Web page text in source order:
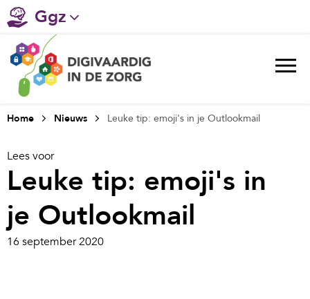
Ggz
Gehandicaptenzorg
Verpleeghuiszorg & Zorg thuis
Ziekenhuizen
Huisartsenzorg
Welzijn / sociaal werk
Home Nieuws Leuke tip: emoji's in je Outlookmail
Lees voor
Leuke tip: emoji's in
je Outlookmail
16 september 2020